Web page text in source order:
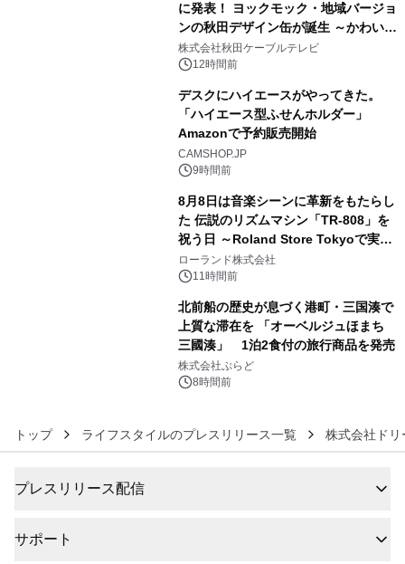
に発表！ ヨックモック・地域バージョ
ンの秋田デザイン缶が誕生 ～かわいい
秋田犬の子犬と秋田の四季と名所を巡
るパッケージ～ 9月1日(火)秋田県内で
株式会社秋田ケーブルテレビ
12時間前
デスクにハイエースがやってきた。
「ハイエース型ふせんホルダー」
Amazonで予約販売開始
CAMSHOP.JP
9時間前
8月8日は音楽シーンに革新をもたらし
た 伝説のリズムマシン「TR-808」を
祝う日 ～Roland Store Tokyoで実機
を展示しての 記念キャンペーンを開
催 英国ラジオ「NTS」の 特別プログ
ラムや、「TR-808」を愛する伝説的
アーティストを フィーチャーしたアニ
メーションを公開～
ローランド株式会社
11時間前
北前船の歴史が息づく港町・三国湊で
上質な滞在を 「オーベルジュほまち
三國湊」 1泊2食付の旅行商品を発売
株式会社ぷらど
8時間前
トップ ライフスタイルのプレスリリース一覧 株式会社ドリ
プレスリリース配信
サポート